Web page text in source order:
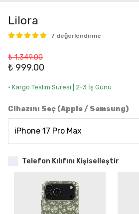
Lilora
7 değerlendirme
₺ 1,349.00
₺ 999.00
• Kargo Teslim Süresi | 2-3 İş Günü
Cihazını Seç (Apple / Samsung)
Telefon Kılıfını Kişiselleştir